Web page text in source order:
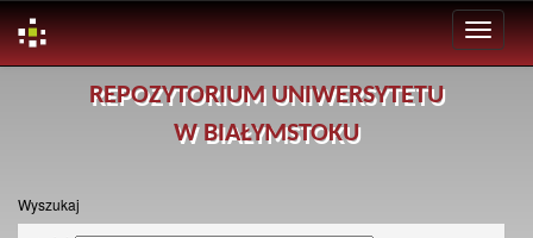
REPOZYTORIUM UNIWERSYTETU
W BIAŁYMSTOKU
Wyszukaj